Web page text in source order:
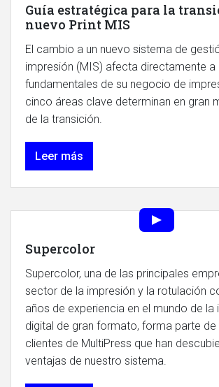
Guía estratégica para la
nuevo Print MIS
El cambio a un nuevo sistema de
impresión (MIS) afecta directamente a
fundamentales de su negocio de
cinco áreas clave determinan en gran
de la transición.
Leer más
Supercolor
Supercolor, una de las principales
sector de la impresión y la rotulación
años de experiencia en el mundo de la
digital de gran formato, forma parte
clientes de MultiPress que han
ventajas de nuestro sistema.